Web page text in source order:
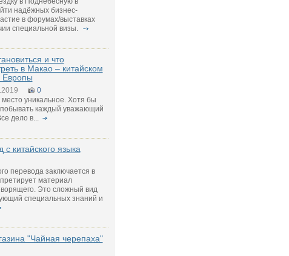
надёжных бизнес-
в форумах/выставках
специальной визы.
и что
в Макао – китайском
Европы
0
место уникальное. Хотя бы
каждый уважающий
дело в...
китайского языка
перевода заключается в
материал
Это сложный вид
специальных знаний и
"Чайная черепаха"